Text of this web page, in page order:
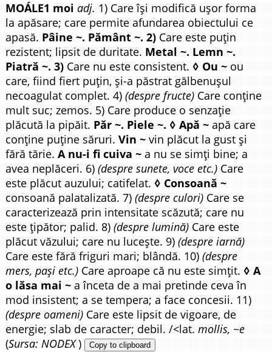
MOÁLE1 moi adj. 1) Care își modifică ușor forma
la apăsare; care permite afundarea obiectului ce
apasă. Pâine ~. Pământ ~. 2) Care este puțin
rezistent; lipsit de duritate. Metal ~. Lemn ~.
Piatră ~. 3) Care nu este consistent. ◊ Ou ~ ou
care, fiind fiert puțin, și-a păstrat gălbenușul
necoagulat complet. 4)(despre fructe) Care conține
mult suc; zemos. 5) Care produce o senzație
plăcută la pipăit. Păr ~. Piele ~. ◊ Apă ~apă care
conține puține săruri.Vin ~vin plăcut la gust și
fără tărie.A nu-i fi cuiva ~a nu se simți bine; a
avea neplăceri. 6)(despre sunete, voce etc.) Care
este plăcut auzului; catifelat. ◊ Consoană ~
consoană palatalizată. 7)(despre culori) Care se
caracterizează prin intensitate scăzută; care nu
este țipător; palid. 8)(despre lumină) Care este
plăcut văzului; care nu lucește. 9)(despre iarnă)
Care este fără friguri mari; blândă. 10)(despre
mers, pași etc.) Care aproape că nu este simțit. ◊ A
o lăsa mai ~a înceta de a mai pretinde ceva în
mod insistent; a se tempera; a face concesii. 11)
(despre oameni) Care este lipsit de vigoare, de
energie; slab de caracter; debil. /<lat.mollis, ~e
(Sursa: NODEX) Copy to clipboard